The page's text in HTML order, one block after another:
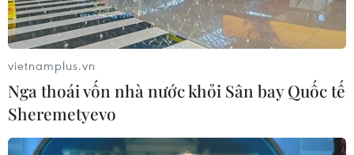
vietnamplus.vn
Nga thoái vốn nhà nước khỏi Sân bay Quốc tế
Sheremetyevo